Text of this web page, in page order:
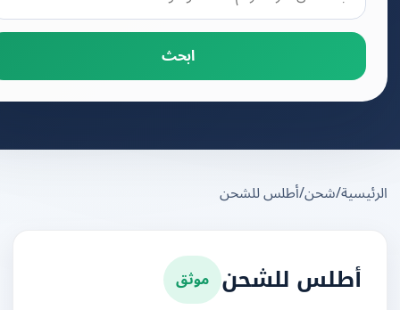
ابحث
/شحن/أطلس للشحن
أطلس للشحن موثق